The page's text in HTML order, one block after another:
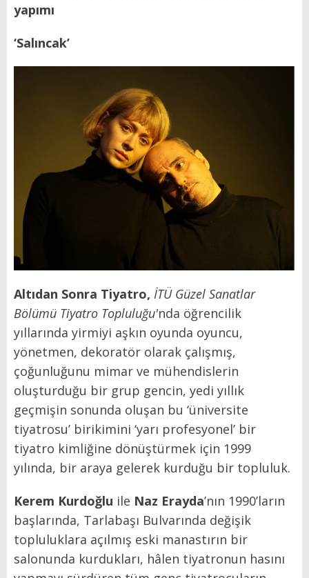
yapımı
‘Salıncak’
Altıdan Sonra Tiyatro, İTÜ Güzel Sanatlar
Bölümü Tiyatro Topluluğu'nda öğrencilik
yıllarında yirmiyi aşkın oyunda oyuncu,
yönetmen, dekoratör olarak çalışmış,
çoğunluğunu mimar ve mühendislerin
oluşturduğu bir grup gencin, yedi yıllık
geçmişin sonunda oluşan bu ‘üniversite
tiyatrosu’ birikimini ‘yarı profesyonel’ bir
tiyatro kimliğine dönüştürmek için 1999
yılında, bir araya gelerek kurduğu bir topluluk.
Kerem Kurdoğlu ile Naz Erayda’nın 1990’ların
başlarında, Tarlabaşı Bulvarında değişik
topluluklara açılmış eski manastırın bir
salonunda kurdukları, hâlen tiyatronun hasını